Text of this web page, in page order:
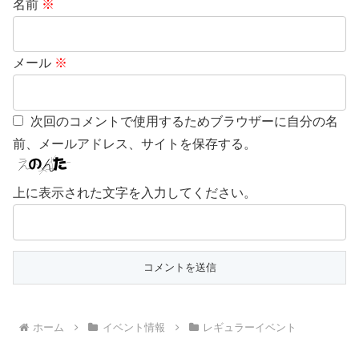
名前 ※
メール ※
次回のコメントで使用するためブラウザーに自分の名
前、メールアドレス、サイトを保存する。
上に表示された文字を入力してください。
ホーム イベント情報 レギュラーイベント